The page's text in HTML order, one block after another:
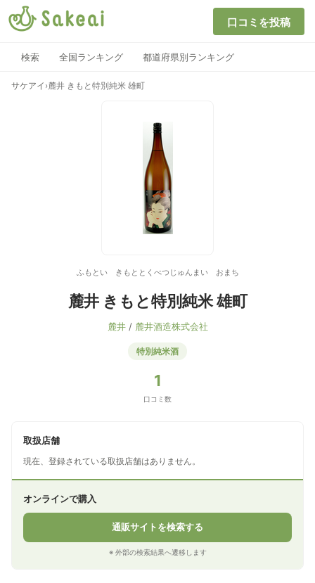
口コミを投稿
検索 全国ランキング 都道府県別ランキング
サケアイ ›麓井 きもと特別純米 雄町
ふもとい きもととくべつじゅんまい おまち
麓井 きもと特別純米 雄町
麓井/ 麓井酒造株式会社
特別純米酒
1
口コミ数
取扱店舗
現在、登録されている取扱店舗はありません。
オンラインで購入
通販サイトを検索する
※ 外部の検索結果へ遷移します